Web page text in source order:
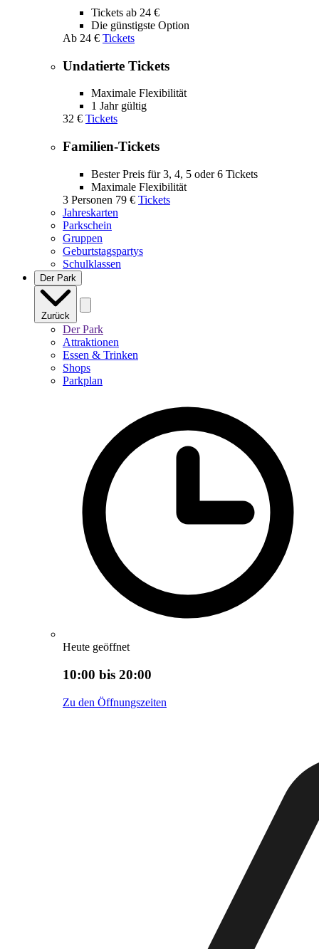
Tickets ab 24 €
Die günstigste Option
Ab 24 € Tickets
Undatierte Tickets
Maximale Flexibilität
1 Jahr gültig
32 € Tickets
Familien-Tickets
Bester Preis für 3, 4, 5 oder 6 Tickets
Maximale Flexibilität
3 Personen 79 € Tickets
Jahreskarten
Parkschein
Gruppen
Geburtstagspartys
Schulklassen
Der Park
Zurück
Der Park
Attraktionen
Essen & Trinken
Shops
Parkplan
Heute geöffnet
10:00 bis 20:00
Zu den Öffnungszeiten